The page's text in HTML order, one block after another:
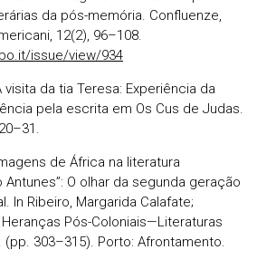
da pós-memória. Confluenze,
12(2), 96–108.
issue/view/934
visita da tia Teresa: Experiência da
pela escrita em Os Cus de Judas.
de África na literatura
O olhar da segunda geração
In Ribeiro, Margarida Calafate;
Pós-Coloniais—Literaturas
303–315). Porto: Afrontamento.